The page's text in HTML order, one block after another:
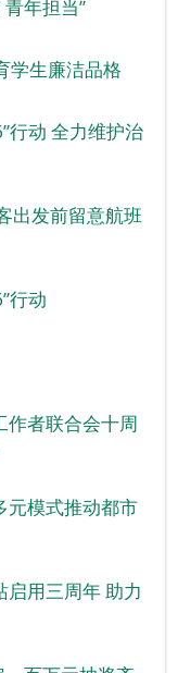
年担当”
学生廉洁品格
行动 全力维护治
出发前留意航班
行动
作者联合会十周
元模式推动都市
用三周年 助力